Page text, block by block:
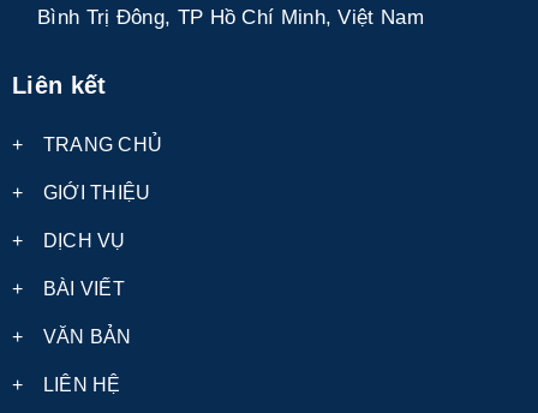
Bình Trị Đông, TP Hồ Chí Minh, Việt Nam
Liên kết
+ TRANG CHỦ
+ GIỚI THIỆU
+ DỊCH VỤ
+ BÀI VIẾT
+ VĂN BẢN
+ LIÊN HỆ